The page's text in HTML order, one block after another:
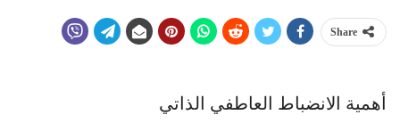
Share
أهمية الانضباط العاطفي الذاتي